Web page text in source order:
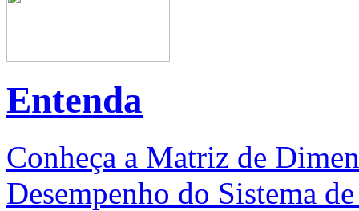
Entenda
Conheça a Matriz de
Desempenho do Sistema